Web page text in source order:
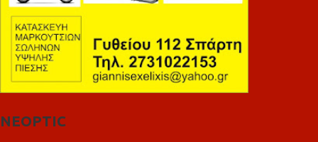
NEOPTIC